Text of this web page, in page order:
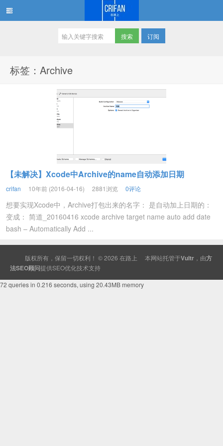
订阅
标签：Archive
【未解决】Xcode中Archive的name自动添加日期
crifan 10年前 (2016-04-16) 2881浏览 0评论
想要实现Xcode中，Archive打包出来的名字： 是自动加上日期的：
变成： 简道_20160416 xcode archive target name auto add date
bash – Automatically Add ...
版权所有，保留一切权利！ © 2026 在路上 本网站托管于Vultr ，由方
法SEO顾问提供SEO优化技术支持
72 queries in 0.216 seconds, using 20.43MB memory